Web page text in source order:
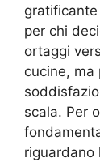
per chi
ortaggi
cucine, ma
scala. Per
riguardano